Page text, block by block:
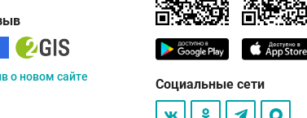
о новом сайте Социальные сети